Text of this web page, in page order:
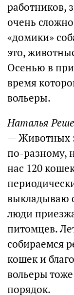
работников,
очень
«домики»
это,
Осенью в
время
вольеры.
Наталья
— Животных
по-разному,
нас 120
выкладываю
люди
питомцев.
собираемся
кошек и
вольеры
порядок.